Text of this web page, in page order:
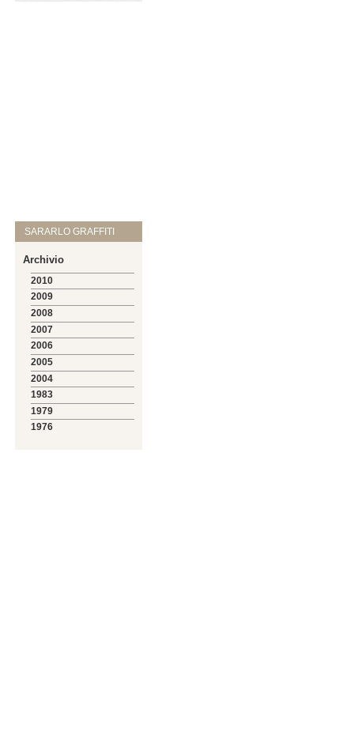
SARARLO GRAFFITI
Archivio
2010
2009
2008
2007
2006
2005
2004
1983
1979
1976